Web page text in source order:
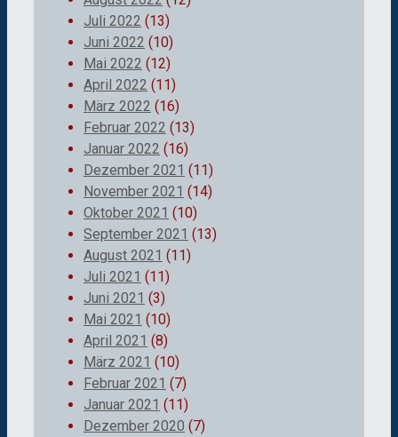
Juli 2022 (13)
Juni 2022 (10)
Mai 2022 (12)
April 2022 (11)
März 2022 (16)
Februar 2022 (13)
Januar 2022 (16)
Dezember 2021 (11)
November 2021 (14)
Oktober 2021 (10)
September 2021 (13)
August 2021 (11)
Juli 2021 (11)
Juni 2021 (3)
Mai 2021 (10)
April 2021 (8)
März 2021 (10)
Februar 2021 (7)
Januar 2021 (11)
Dezember 2020 (7)